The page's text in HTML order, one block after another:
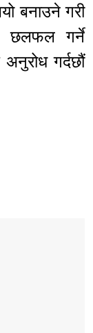
बनाउने गरी
छलफल गर्ने
गर्दछौं